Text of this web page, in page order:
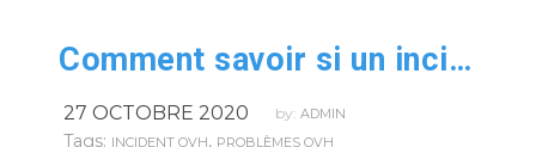
Comment savoir si un incident viens de l’hébergeur OVH ?
27 OCTOBRE 2020 by: ADMIN
Tags: INCIDENT OVH, PROBLÈMES OVH